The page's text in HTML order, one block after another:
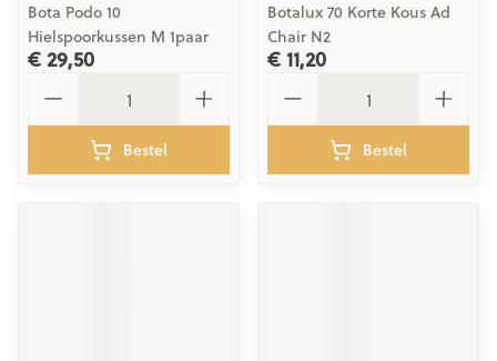
Bota Podo 10
Hielspoorkussen M 1paar
€ 29,50
Bestel
Botalux 70 Korte Kous Ad
Chair N2
€ 11,20
Bestel